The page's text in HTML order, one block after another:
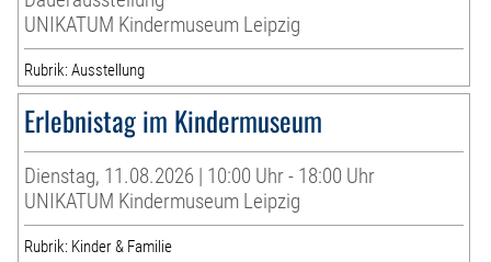
UNIKATUM Kindermuseum Leipzig
Rubrik: Ausstellung
Erlebnistag im Kindermuseum
Dienstag, 11.08.2026 | 10:00 Uhr - 18:00 Uhr
UNIKATUM Kindermuseum Leipzig
Rubrik: Kinder & Familie